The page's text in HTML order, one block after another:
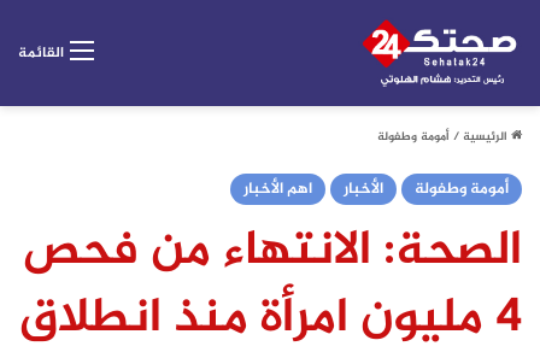
القائمة
الرئيسية/أمومة وطفولة
أمومة وطفولة الأخبار اهم الأخبار
الصحة: الانتهاء من فحص
4 مليون امرأة منذ انطلاق